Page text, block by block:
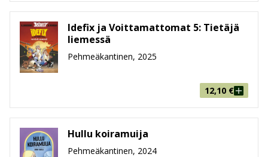
Idefix ja Voittamattomat 5: Tietäjä
liemessä
Pehmeäkantinen, 2025
12,10 €
Hullu koiramuija
Pehmeäkantinen, 2024